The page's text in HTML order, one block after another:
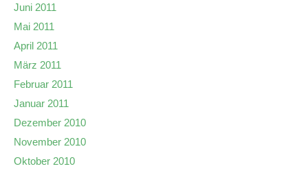
Juni 2011
Mai 2011
April 2011
März 2011
Februar 2011
Januar 2011
Dezember 2010
November 2010
Oktober 2010